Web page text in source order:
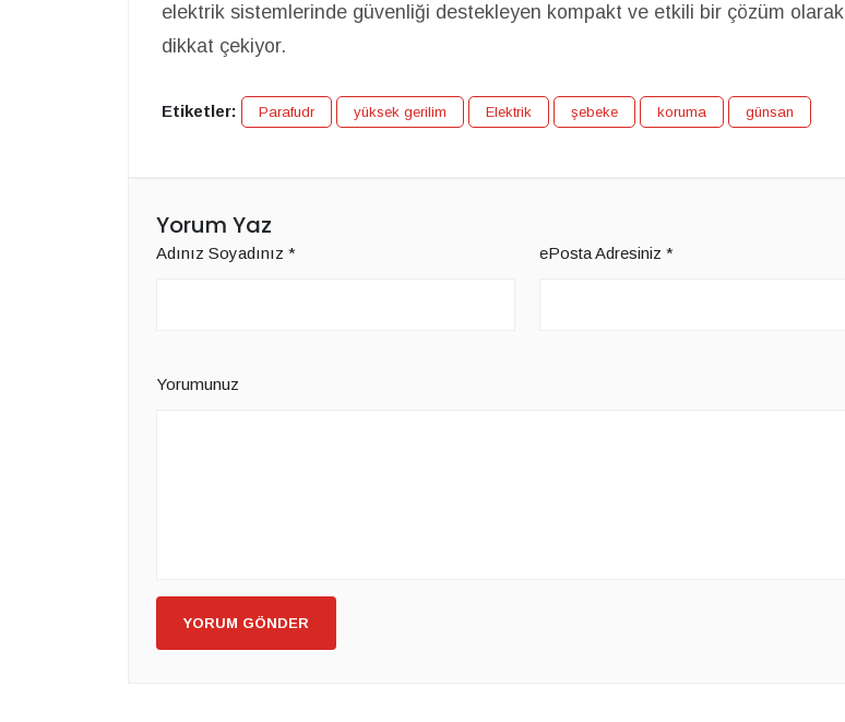
elektrik sistemlerinde güvenliği destekleyen kompakt ve etkili bir çözüm olarak
dikkat çekiyor.
Etiketler: Parafudr yüksek gerilim Elektrik şebeke koruma günsan
Yorum Yaz
Adınız Soyadınız * ePosta Adresiniz *
Yorumunuz
YORUM GÖNDER